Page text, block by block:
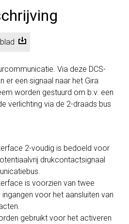
Via deze DCS-
er een signaal naar het Gira
worden gestuurd om b.v. een
verlichting via de 2-draads bus
2-voudig is bedoeld voor
drukcontactsignaal
is voorzien van twee
voor het aansluiten van
gebruikt voor het activeren